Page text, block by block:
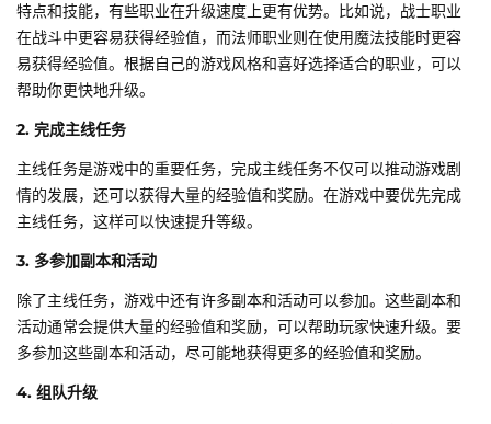
特点和技能，有些职业在升级速度上更有优势。比如说，战士职业
在战斗中更容易获得经验值，而法师职业则在使用魔法技能时更容
易获得经验值。根据自己的游戏风格和喜好选择适合的职业，可以
帮助你更快地升级。
2. 完成主线任务
主线任务是游戏中的重要任务，完成主线任务不仅可以推动游戏剧
情的发展，还可以获得大量的经验值和奖励。在游戏中要优先完成
主线任务，这样可以快速提升等级。
3. 多参加副本和活动
除了主线任务，游戏中还有许多副本和活动可以参加。这些副本和
活动通常会提供大量的经验值和奖励，可以帮助玩家快速升级。要
多参加这些副本和活动，尽可能地获得更多的经验值和奖励。
4. 组队升级